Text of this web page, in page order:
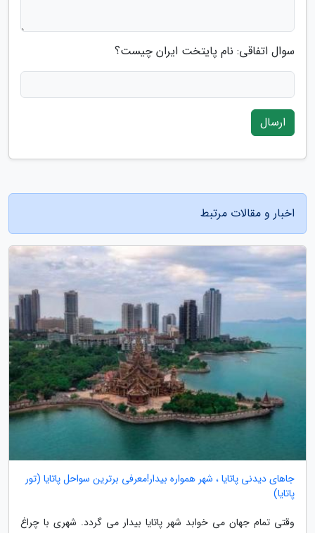
سوال اتفاقی: نام پایتخت ایران چیست؟
ارسال
اخبار و مقالات مرتبط
جاهای دیدنی پاتایا ، شهر همواره بیدار!معرفی برترین سواحل پاتایا (تور
پاتایا)
وقتی تمام جهان می خوابد شهر پاتایا بیدار می گردد. شهری با چراغ